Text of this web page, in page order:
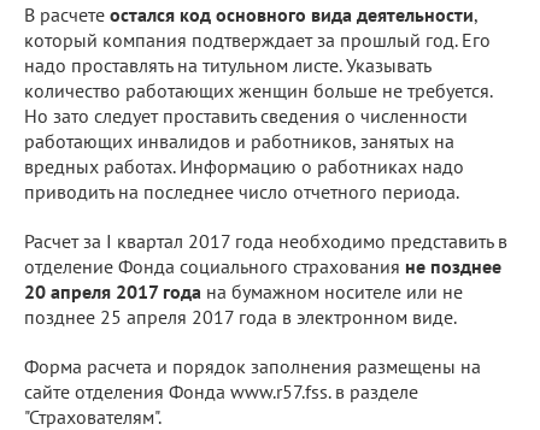
В расчете остался код основного вида деятельности,
который компания подтверждает за прошлый год. Его
надо проставлять на титульном листе. Указывать
количество работающих женщин больше не требуется.
Но зато следует проставить сведения о численности
работающих инвалидов и работников, занятых на
вредных работах. Информацию о работниках надо
приводить на последнее число отчетного периода.
Расчет за I квартал 2017 года необходимо представить в
отделение Фонда социального страхования не позднее
20 апреля 2017 года на бумажном носителе или не
позднее 25 апреля 2017 года в электронном виде.
Форма расчета и порядок заполнения размещены на
сайте отделения Фонда www.r57.fss. в разделе
"Страхователям".